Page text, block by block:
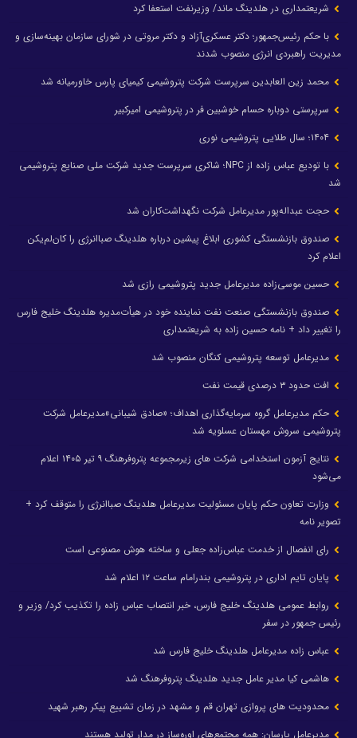
شریعتمداری در هلدینگ ماند/ وزیرنفت استعفا کرد
با حکم رئیس‌جمهور؛ دکتر عسکری‌آزاد و دکتر مروتی در شورای سازمان بهینه‌سازی و
مدیریت راهبردی انرژی منصوب شدند
محمد زین العابدین سرپرست شرکت پتروشیمی کیمیای پارس خاورمیانه شد
سرپرستی دوباره حسام خوشبین فر در پتروشیمی امیرکبیر
با تودیع عباس زاده از NPC؛ شاکری سرپرست جدید شرکت ملی صنایع پتروشیمی
شد
حجت عبداله‌پور مدیرعامل شرکت نگهداشت‌کاران شد
صندوق بازنشستگی کشوری ابلاغ پیشین درباره هلدینگ صباانرژی را کان‌لم‌یکن
اعلام کرد
حسین موسی‌زاده مدیرعامل جدید پتروشیمی رازی شد
صندوق بازنشستگی صنعت نفت نماینده خود در هیأت‌مدیره هلدینگ خلیج فارس
را تغییر داد + نامه حسین زاده به شریعتمداری
مدیرعامل توسعه پتروشیمی کنگان منصوب شد
افت حدود ۳ درصدی قیمت نفت
حکم مدیرعامل گروه سرمایه‌گذاری اهداف؛ «صادق شیبانی»مدیرعامل شرکت
پتروشیمی سروش مهستان عسلویه شد
نتایج آزمون استخدامی شرکت های زیرمجموعه پتروفرهنگ ۹ تیر ۱۴۰۵ اعلام
می‌شود
وزارت تعاون حکم پایان مسئولیت مدیرعامل هلدینگ صباانرژی را متوقف کرد +
تصویر نامه
رای انفصال از خدمت عباس‌زاده جعلی و ساخته هوش مصنوعی است
پایان تایم اداری در پتروشیمی بندرامام ساعت ۱۲ اعلام شد
روابط عمومی هلدینگ خلیج فارس، خبر انتصاب عباس زاده را تکذیب کرد/ وزیر و
رئیس جمهور در سفر
عباس زاده مدیرعامل هلدینگ خلیج فارس شد
هاشمی کیا مدیر عامل جدید هلدینگ پتروفرهنگ شد
محدودیت های پروازی تهران قم و مشهد در زمان تشییع پیکر رهبر شهید
مدیرعامل پارسان: همه مجتمع‌های اوره‌ساز در مدار تولید هستند